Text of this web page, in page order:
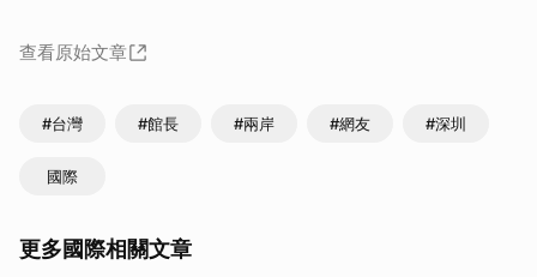
查看原始文章
#台灣 #館長 #兩岸 #網友 #深圳
國際
更多國際相關文章